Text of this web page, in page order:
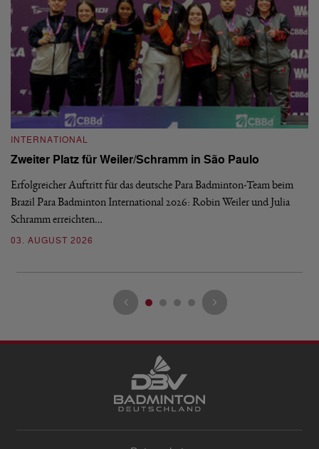
INTERNATIONAL
Zweiter Platz für Weiler/Schramm in São Paulo
Erfolgreicher Auftritt für das deutsche Para Badminton-Team beim
Brazil Para Badminton International 2026: Robin Weiler und Julia
Schramm erreichten…
03. AUGUST 2026